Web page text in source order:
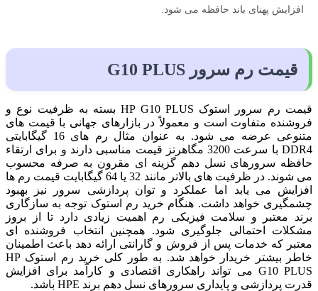
افزایش پهنای باند حافظه می شود.
قیمت رم سرور G10 PLUS
قیمت رم سرور استوک HP G10 PLUS بسته به ظرفیت نوع و
فروشنده متفاوت است و معمولاً در بازارهای جهانی با قیمت های
متنوعی عرضه می شود. به عنوان مثال رم های 16 گیگابایتی
DDR4 با سرعت 3200 مگاهرتز قیمت مناسبی دارند و برای ارتقاء
حافظه سرورهای نسل دهم گزینه ای مقرون به صرفه محسوب
می شوند. در ظرفیت های بالاتر مانند 32 یا 64 گیگابایت قیمت رم ها
افزایش می یابد اما عملکرد و توان پردازشی سرور نیز بهبود
چشمگیری خواهد داشت. هنگام خرید رم استوک توجه به سازگاری
برند معتبر و سلامت فیزیکی رم اهمیت زیادی دارد تا از بروز
مشکلات احتمالی جلوگیری شود. همچنین انتخاب فروشنده ای
معتبر که خدمات پس از فروش و گارانتی ارائه دهد باعث اطمینان
خاطر بیشتر خریدار خواهد شد. به طور کلی خرید رم استوک HP
G10 PLUS می تواند راهکاری اقتصادی و کارآمد برای افزایش
قدرت پردازشی و پایداری سرورهای نسل دهم برند HPE باشد.